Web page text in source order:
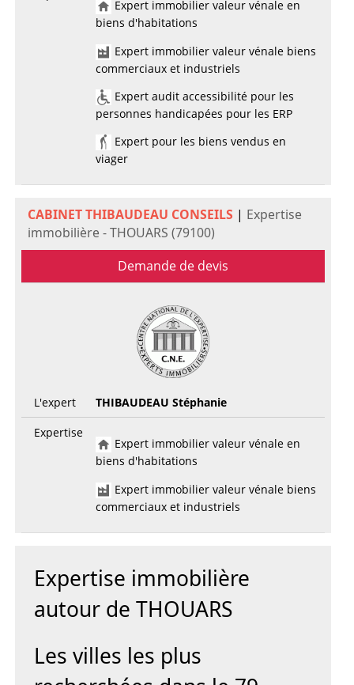
Expert immobilier valeur vénale en
biens d'habitations
Expert immobilier valeur vénale biens
commerciaux et industriels
Expert audit accessibilité pour les
personnes handicapées pour les ERP
Expert pour les biens vendus en
viager
CABINET THIBAUDEAU CONSEILS | Expertise
immobilière - THOUARS (79100)
Demande de devis
L'expert
THIBAUDEAU Stéphanie
Expertise
Expert immobilier valeur vénale en
biens d'habitations
Expert immobilier valeur vénale biens
commerciaux et industriels
Expertise immobilière
autour de THOUARS
Les villes les plus